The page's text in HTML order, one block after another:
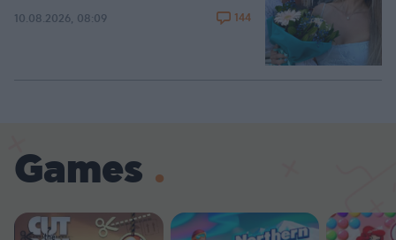
10.08.2026, 08:09 144
Games